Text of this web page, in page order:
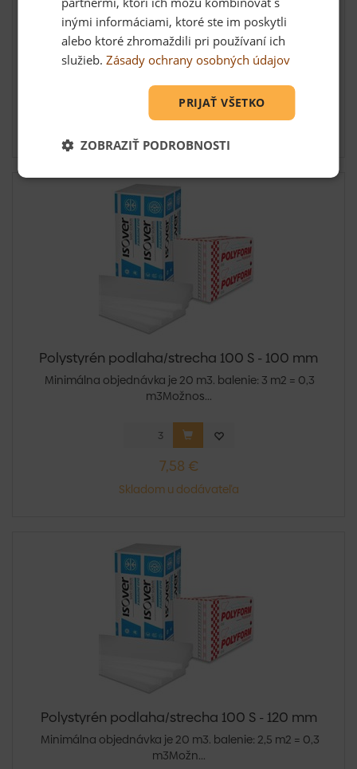
Minimálna objednávka je 20 m3. balenie: 30 m2 = 0,3
m3Možno...
0,76 €
Polystyrén podlaha/strecha 100 S - 100 mm
Minimálna objednávka je 20 m3. balenie: 3 m2 = 0,3
m3Možnos...
7,58 €
Skladom u dodávateľa
Polystyrén podlaha/strecha 100 S - 120 mm
Minimálna objednávka je 20 m3. balenie: 2,5 m2 = 0,3
m3Možn...
inými informáciami, ktoré ste im poskytli
alebo ktoré zhromaždili pri používaní ich
služieb.Zásady ochrany osobných údajov
PRIJAŤ VŠETKO
ZOBRAZIŤ PODROBNOSTI